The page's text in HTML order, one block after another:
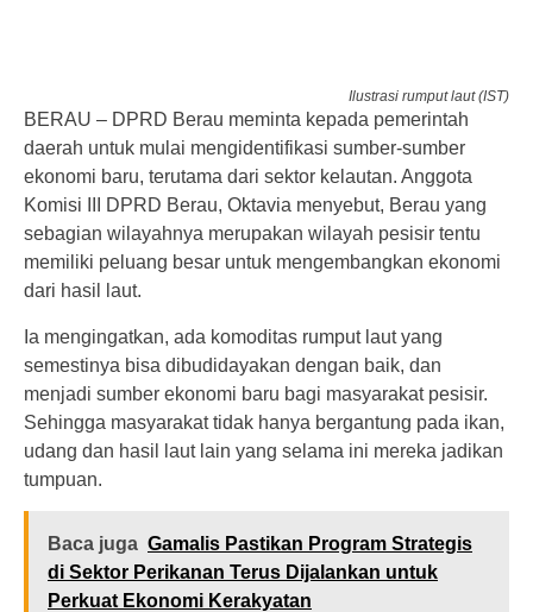
Ilustrasi rumput laut (IST)
BERAU – DPRD Berau meminta kepada pemerintah
daerah untuk mulai mengidentifikasi sumber-sumber
ekonomi baru, terutama dari sektor kelautan. Anggota
Komisi III DPRD Berau, Oktavia menyebut, Berau yang
sebagian wilayahnya merupakan wilayah pesisir tentu
memiliki peluang besar untuk mengembangkan ekonomi
dari hasil laut.
Ia mengingatkan, ada komoditas rumput laut yang
semestinya bisa dibudidayakan dengan baik, dan
menjadi sumber ekonomi baru bagi masyarakat pesisir.
Sehingga masyarakat tidak hanya bergantung pada ikan,
udang dan hasil laut lain yang selama ini mereka jadikan
tumpuan.
Baca juga Gamalis Pastikan Program Strategis
di Sektor Perikanan Terus Dijalankan untuk
Perkuat Ekonomi Kerakyatan